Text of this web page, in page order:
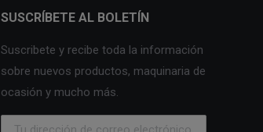
SUSCRÍBETE AL BOLETÍN
Suscribete y recibe toda la información
sobre nuevos productos, maquinaria de
ocasión y mucho más.